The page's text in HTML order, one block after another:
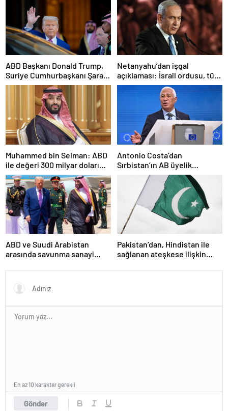
ABD Başkanı Donald Trump,
Suriye Cumhurbaşkanı Şara
ile görüşecek
Netanyahu’dan işgal
açıklaması: İsrail ordusu, tüm
gücüyle Gazze’ye girecek
Muhammed bin Selman: ABD
ile değeri 300 milyar doları
aşan anlaşmalar imzaladık
Antonio Costa’dan
Sırbistan’ın AB üyelik
sürecine ilişkin açıklama
ABD ve Suudi Arabistan
arasında savunma sanayi
Pakistan’dan, Hindistan ile
sağlanan ateşkese ilişkin
Gönder
En az 10 karakter gerekli